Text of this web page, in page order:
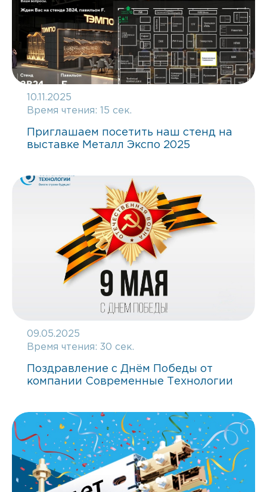
10.11.2025
Время чтения:
15 сек.
Приглашаем посетить наш стенд на
выставке Металл Экспо 2025
09.05.2025
Время чтения: 30 сек.
Поздравление с Днём Победы от
компании Современные Технологии